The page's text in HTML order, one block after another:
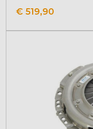
€ 519,90